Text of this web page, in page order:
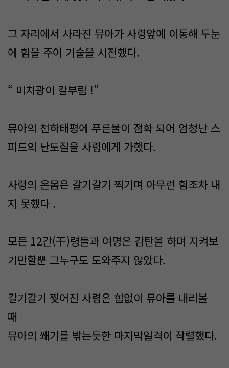
그 자리에서 사라진 뮤아가 사령앞에 이동해 두눈
에 힘을 주어 기술을 시전했다.
“ 미치광이 칼부림 !”
뮤아의 천하태평에 푸른불이 점화 되어 엄청난 스
피드의 난도질을 사령에게 가했다.
사령의 온몸은 갈기갈기 찍기며 아무런 힘조차 내
지 못했다 .
모든 12간(干)령들과 여명은 감탄을 하며 지켜보
기만할뿐 그누구도 도와주지 않았다.
갈기갈기 찢어진 사령은 힘없이 뮤아를 내리볼
때
뮤아의 쐐기를 밖는듯한 마지막일격이 작렬했다.